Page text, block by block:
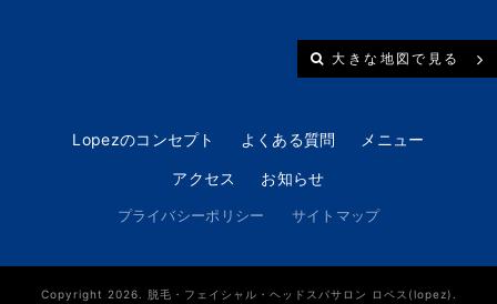
大きな地図で見る
Lopezのコンセプト よくある質問 メニュー
アクセス お知らせ
プライバシーポリシー サイトマップ
Copyright 2026. 脱毛・フェイシャル・ヘッドスパサロン ロペス(lopez).